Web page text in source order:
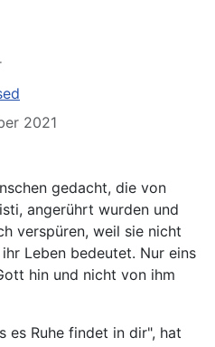
2021
gedacht, die von
angerührt wurden und
verspüren, weil sie nicht
Leben bedeutet. Nur eins
hin und nicht von ihm
es Ruhe findet in dir", hat